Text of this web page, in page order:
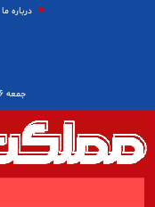
درباره ما
جمعه ۱۶ مرداد ۱۴۰۵